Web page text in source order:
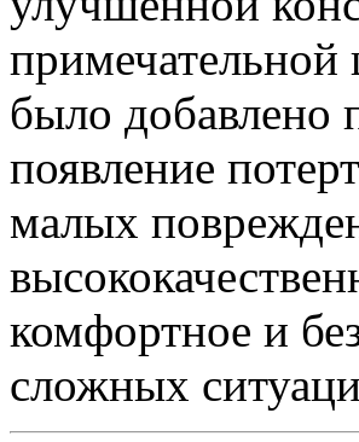
было добавлено
появление
малых
комфортное и
сложных